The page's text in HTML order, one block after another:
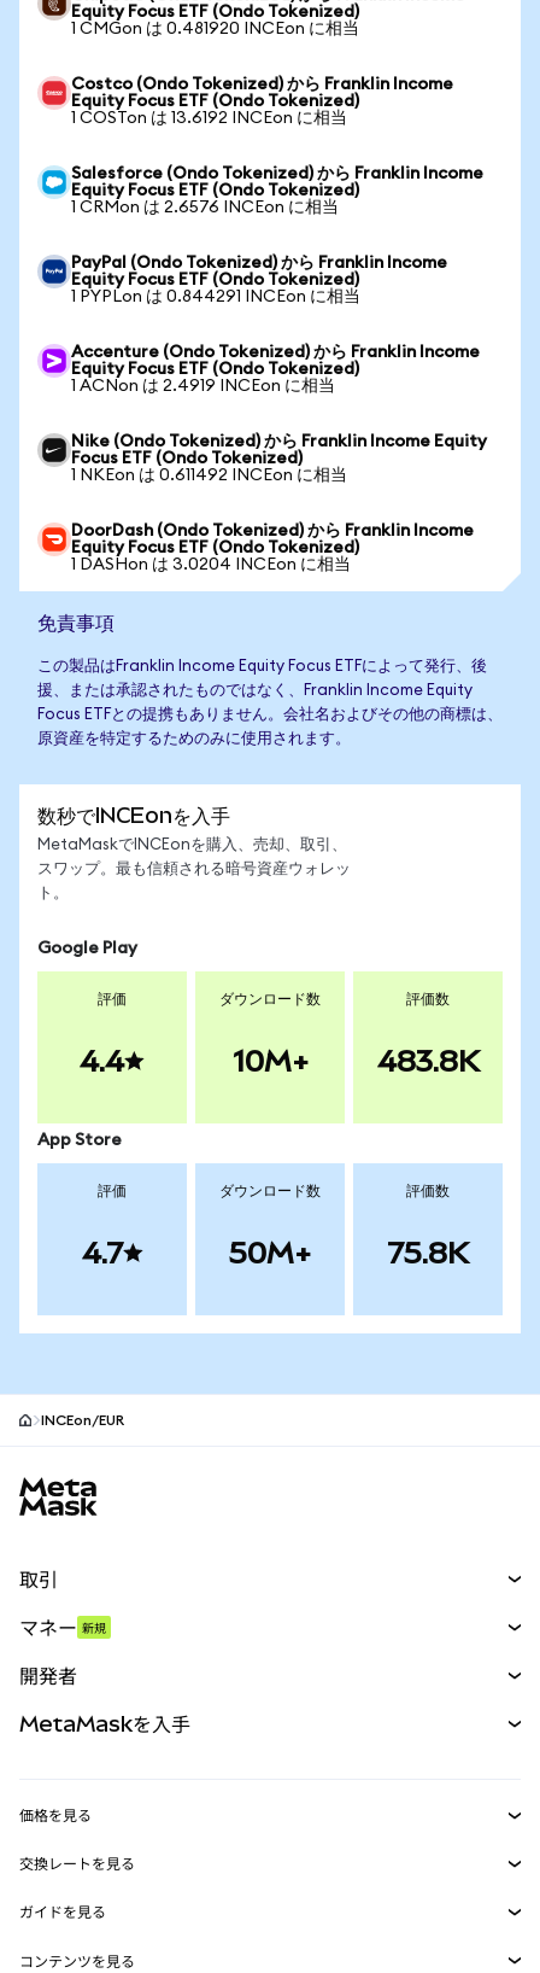
Equity Focus ETF (Ondo Tokenized)
1 CMGon は 0.481920 INCEon に相当
Costco (Ondo Tokenized) から Franklin Income
Equity Focus ETF (Ondo Tokenized)
1 COSTon は 13.6192 INCEon に相当
Salesforce (Ondo Tokenized) から Franklin Income
Equity Focus ETF (Ondo Tokenized)
1 CRMon は 2.6576 INCEon に相当
PayPal (Ondo Tokenized) から Franklin Income
Equity Focus ETF (Ondo Tokenized)
1 PYPLon は 0.844291 INCEon に相当
Accenture (Ondo Tokenized) から Franklin Income
Equity Focus ETF (Ondo Tokenized)
1 ACNon は 2.4919 INCEon に相当
Nike (Ondo Tokenized) から Franklin Income Equity
Focus ETF (Ondo Tokenized)
1 NKEon は 0.611492 INCEon に相当
DoorDash (Ondo Tokenized) から Franklin Income
Equity Focus ETF (Ondo Tokenized)
1 DASHon は 3.0204 INCEon に相当
免責事項
この製品はFranklin Income Equity Focus ETFによって発行、後
援、または承認されたものではなく、Franklin Income Equity
Focus ETFとの提携もありません。会社名およびその他の商標は、
原資産を特定するためのみに使用されます。
数秒でINCEonを入手
MetaMaskでINCEonを購入、売却、取引、
スワップ。最も信頼される暗号資産ウォレッ
ト。
Google Play
評価
4.4
ダウンロード数
10M+
評価数
483.8K
App Store
評価
4.7
ダウンロード数
50M+
評価数
75.8K
INCEon/EUR
取引
パーペチュアル
RWA
マネー 新規
開発者
MetaMask Connect
Snaps
Web3サービス
MetaMaskを入手
セキュリティ
サポート
価格を見る
イーサリアムの価格
Solanaの価格
交換レートを見る
ETH→USD
USDT→INR
ガイドを見る
ETHの購入
コンテンツを見る